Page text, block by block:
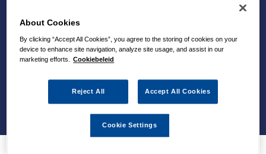
About Cookies
By clicking “Accept All Cookies”, you agree to the storing of cookies on your
device to enhance site navigation, analyze site usage, and assist in our
marketing efforts.
Cookiebeleid
Reject All Accept All Cookies
Cookie Settings